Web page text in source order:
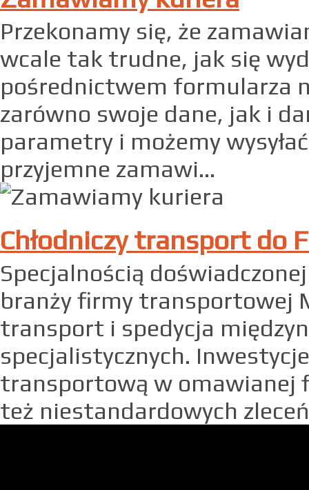
Przekonamy się, że
wcale tak trudne, jak się
pośrednictwem formularza
zarówno swoje dane, jak i
parametry i możemy
przyjemne zamawi...
Chłodniczy transport do
Specjalnością
branży firmy transportowej
transport i spedycja
specjalistycznych.
transportową w omawianej
też niestandardowych